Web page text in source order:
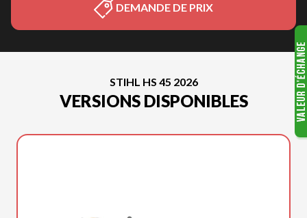
DEMANDE DE PRIX
STIHL HS 45 2026
VERSIONS DISPONIBLES